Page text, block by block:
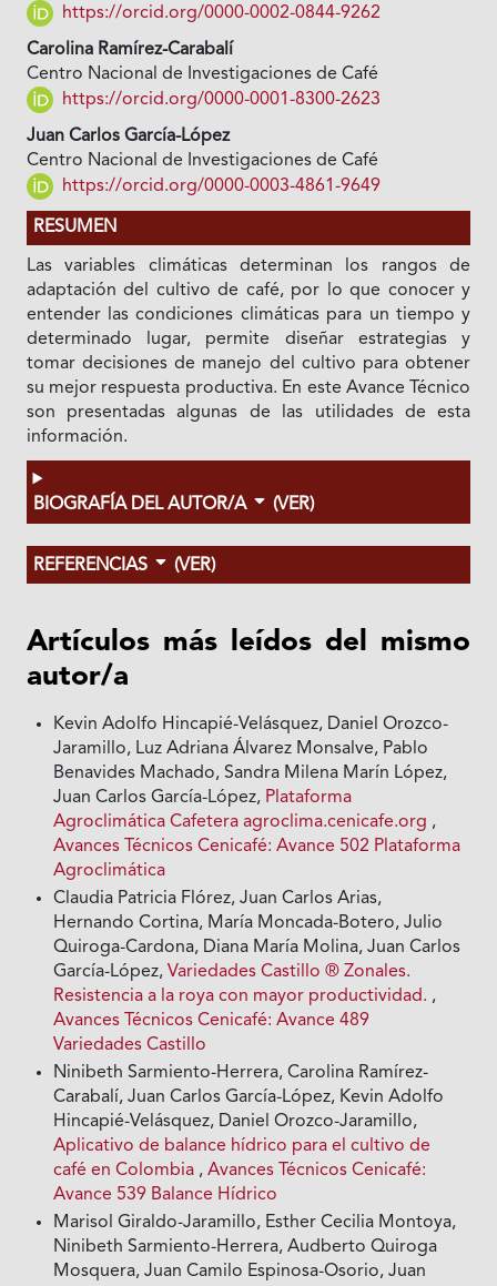
https://orcid.org/0000-0002-0844-9262
Carolina Ramírez-Carabalí
Centro Nacional de Investigaciones de Café
https://orcid.org/0000-0001-8300-2623
Juan Carlos García-López
Centro Nacional de Investigaciones de Café
https://orcid.org/0000-0003-4861-9649
RESUMEN
Las variables climáticas determinan los rangos de
adaptación del cultivo de café, por lo que conocer y
entender las condiciones climáticas para un tiempo y
determinado lugar, permite diseñar estrategias y
tomar decisiones de manejo del cultivo para obtener
su mejor respuesta productiva. En este Avance Técnico
son presentadas algunas de las utilidades de esta
información.
BIOGRAFÍA DEL AUTOR/A (VER)
REFERENCIAS (VER)
Artículos más leídos del mismo
autor/a
Kevin Adolfo Hincapié-Velásquez, Daniel Orozco-
Jaramillo, Luz Adriana Álvarez Monsalve, Pablo
Benavides Machado, Sandra Milena Marín López,
Juan Carlos García-López, Plataforma
Agroclimática Cafetera agroclima.cenicafe.org ,
Avances Técnicos Cenicafé: Avance 502 Plataforma
Agroclimática
Claudia Patricia Flórez, Juan Carlos Arias,
Hernando Cortina, María Moncada-Botero, Julio
Quiroga-Cardona, Diana María Molina, Juan Carlos
García-López,Variedades Castillo ® Zonales.
Resistencia a la roya con mayor productividad. ,
Avances Técnicos Cenicafé: Avance 489
Variedades Castillo
Ninibeth Sarmiento-Herrera, Carolina Ramírez-
Carabalí, Juan Carlos García-López, Kevin Adolfo
Hincapié-Velásquez, Daniel Orozco-Jaramillo,
Aplicativo de balance hídrico para el cultivo de
café en Colombia ,Avances Técnicos Cenicafé:
Avance 539 Balance Hídrico
Marisol Giraldo-Jaramillo, Esther Cecilia Montoya,
Ninibeth Sarmiento-Herrera, Audberto Quiroga
Mosquera, Juan Camilo Espinosa-Osorio, Juan